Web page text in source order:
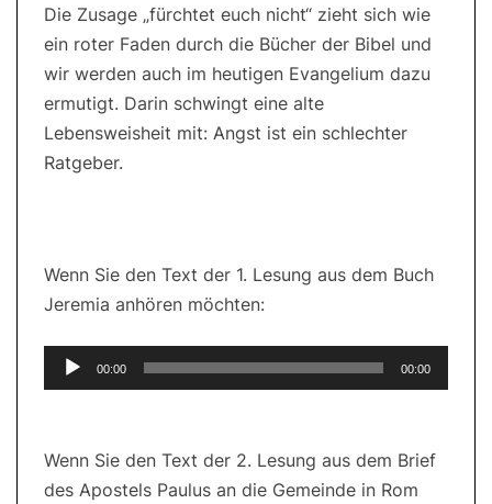
Die Zusage „fürchtet euch nicht“ zieht sich wie
ein roter Faden durch die Bücher der Bibel und
wir werden auch im heutigen Evangelium dazu
ermutigt. Darin schwingt eine alte
Lebensweisheit mit: Angst ist ein schlechter
Ratgeber.
Wenn Sie den Text der 1. Lesung aus dem Buch
Jeremia anhören möchten:
Audio-
Player
00:00 00:00
Wenn Sie den Text der 2. Lesung aus dem Brief
des Apostels Paulus an die Gemeinde in Rom